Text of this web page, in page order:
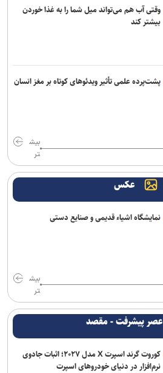
وقتی آب هم می‌تواند میل شما را به غذا خوردن
بیشتر کند
پشت‌پرده علمی تأثیر ویدئو‌های کوتاه بر مغز انسان
بیش
تر
عکس
نمایشگاه اشیاء قدیمی و صنایع دستی
بیش
تر
عصر پیشرفت - مقصد
کوروت گرند اسپرت X مدل ۲۰۲۷؛ اثبات جادوی
نرم‌افزار در دنیای خودروهای اسپرت